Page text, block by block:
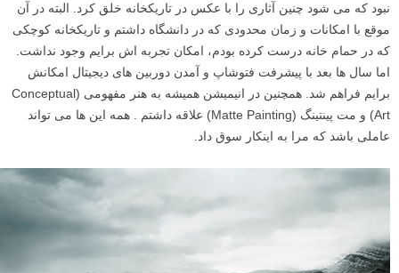
نبود که مى شود چنین آثارى را با عکس در تاریکخانه خلق کرد. البته در آن
موقع با امکانات و زمان محدودى که در دانشگاه داشتم و تاریکخانه کوچکى
که در حمام خانه درست کرده بودم، امکان تجربه اش برایم وجود نداشت.
اما سال ها بعد با پیشرفت فتوشاپ و آمدن دوربین هاى دیجیتال امکانش
برایم فراهم شد. همچنین در انیمیشن همیشه به هنر مفهومی (Conceptual
Art) و مت پینتینگ (Matte Painting) علاقه داشتم . همه این ها می تواند
عاملى باشد که مرا به اینکار سوق داد.